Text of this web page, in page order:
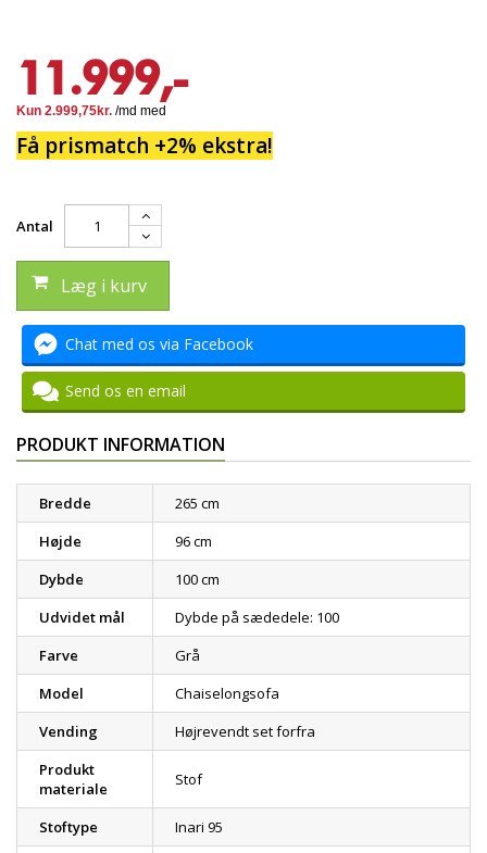
11.999,-
Få prismatch +2% ekstra!
Antal
Læg i kurv
Chat med os via Facebook
Send os en email
PRODUKT INFORMATION
Bredde
265 cm
Højde
96 cm
Dybde
100 cm
Udvidet mål
Dybde på sædedele: 100
Farve
Grå
Model
Chaiselongsofa
Vending
Højrevendt set forfra
Produkt
materiale
Stof
Stoftype Inari 95